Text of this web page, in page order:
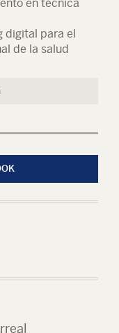
en técnica
digital para el
de la salud